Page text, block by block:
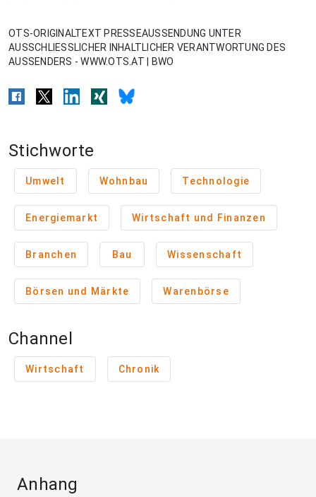
OTS-ORIGINALTEXT PRESSEAUSSENDUNG UNTER
AUSSCHLIESSLICHER INHALTLICHER VERANTWORTUNG DES
AUSSENDERS - WWW.OTS.AT | BWO
Stichworte
Umwelt Wohnbau Technologie
Energiemarkt Wirtschaft und Finanzen
Branchen Bau Wissenschaft
Börsen und Märkte Warenbörse
Channel
Wirtschaft Chronik
Anhang